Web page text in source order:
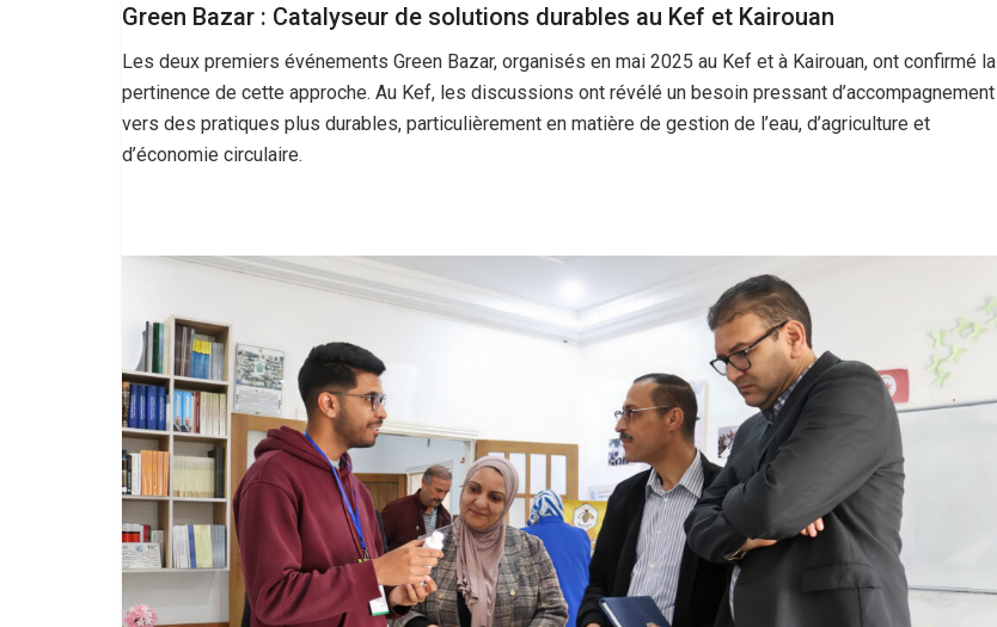
Green Bazar : Catalyseur de solutions durables au Kef et Kairouan
Les deux premiers événements Green Bazar, organisés en mai 2025 au Kef et à Kairouan, ont confirmé la
pertinence de cette approche. Au Kef, les discussions ont révélé un besoin pressant d’accompagnement
vers des pratiques plus durables, particulièrement en matière de gestion de l’eau, d’agriculture et
d’économie circulaire.